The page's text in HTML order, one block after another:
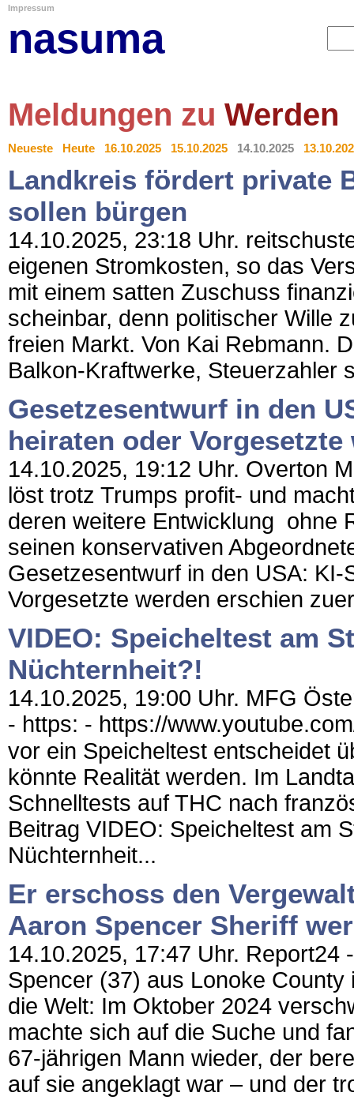
Impressum
nasuma
Meldungen zu Werden
Neueste Heute 16.10.2025 15.10.2025 14.10.2025
Landkreis fördert private
sollen bürgen
14.10.2025, 23:18 Uhr.
eigenen Stromkosten, so das
mit einem satten Zuschuss
scheinbar, denn politischer Wille
freien Markt. Von Kai Rebmann.
Balkon-Kraftwerke, Steuerzahler
Gesetzesentwurf in den
heiraten oder Vorgesetzte
14.10.2025, 19:12 Uhr. Overton
löst trotz Trumps profit- und
deren weitere Entwicklung ohne
seinen konservativen
Gesetzesentwurf in den USA:
Vorgesetzte werden erschien
VIDEO: Speicheltest am
Nüchternheit?!
14.10.2025, 19:00 Uhr. MFG
- https: - https://
vor ein Speicheltest entscheidet
könnte Realität werden. Im
Schnelltests auf THC nach
Beitrag VIDEO: Speicheltest am
Nüchternheit...
Er erschoss den
Aaron Spencer Sheriff
14.10.2025, 17:47 Uhr.
Spencer (37) aus Lonoke
die Welt: Im Oktober 2024
machte sich auf die Suche und
67-jährigen Mann wieder, der
auf sie angeklagt war – und der